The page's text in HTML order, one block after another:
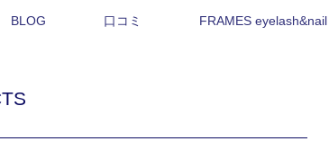
BLOG 口コミ FRAMES eyelash&nail